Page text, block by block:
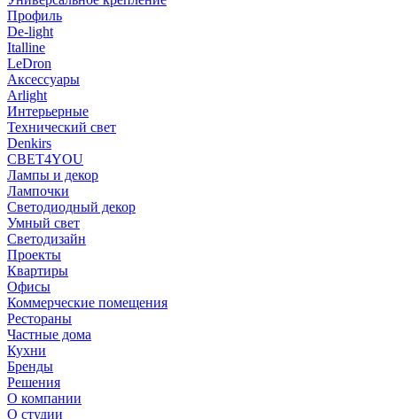
Профиль
De-light
Italline
LeDron
Аксессуары
Arlight
Интерьерные
Технический свет
Denkirs
СВЕТ4YOU
Лампы и декор
Лампочки
Светодиодный декор
Умный свет
Светодизайн
Проекты
Квартиры
Офисы
Коммерческие помещения
Рестораны
Частные дома
Кухни
Бренды
Решения
О компании
О студии